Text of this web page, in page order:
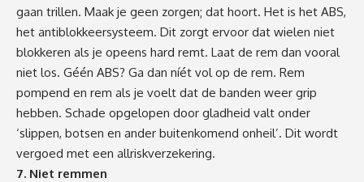
gaan trillen. Maak je geen zorgen; dat hoort. Het is het ABS,
het antiblokkeersysteem. Dit zorgt ervoor dat wielen niet
blokkeren als je opeens hard remt. Laat de rem dan vooral
niet los. Géén ABS? Ga dan níét vol op de rem. Rem
pompend en rem als je voelt dat de banden weer grip
hebben. Schade opgelopen door gladheid valt onder
‘slippen, botsen en ander buitenkomend onheil’. Dit wordt
vergoed met een allriskverzekering.
7. Niet remmen